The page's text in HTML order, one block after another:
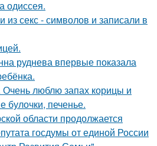
одиссея.
секс - символов и записали в
руднева впервые показала
люблю запах корицы и
булочки, печенье.
области продолжается
госдумы от единой России